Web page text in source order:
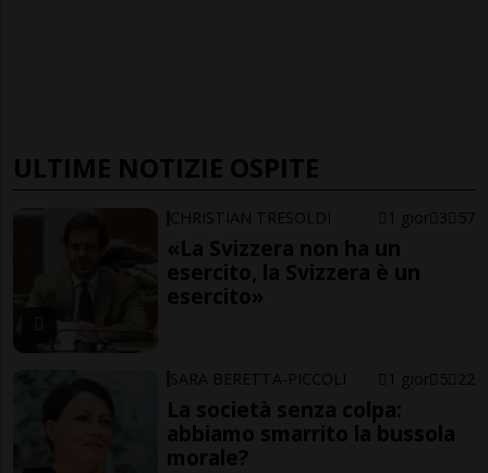
ULTIME NOTIZIE OSPITE
CHRISTIAN TRESOLDI 1 gior 3 57
«La Svizzera non ha un
esercito, la Svizzera è un
esercito»
SARA BERETTA-PICCOLI 1 gior 5 22
La società senza colpa:
abbiamo smarrito la bussola
morale?